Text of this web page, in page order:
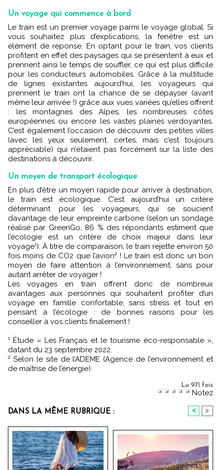
Un voyage qui commence à bord
Le train est un premier voyage parmi le voyage global. Si
vous souhaitez plus d’explications, la fenêtre est un
élément de réponse. En optant pour le train, vos clients
profitent en effet des paysages qui se présentent à eux et
prennent ainsi le temps de souffler, ce qui est plus difficile
pour les conducteurs automobiles. Grâce à la multitude
de lignes existantes aujourd’hui, les voyageurs qui
prennent le train ont la chance de se dépayser (avant
même leur arrivée !) grâce aux vues variées qu’elles offrent
: les montagnes des Alpes, les nombreuses côtes
européennes ou encore les vastes plaines verdoyantes.
C’est également l’occasion de découvrir des petites villes
(avec les yeux seulement, certes, mais c’est toujours
appréciable) qui n’étaient pas forcément sur la liste des
destinations à découvrir.
Un moyen de transport écologique
En plus d’être un moyen rapide pour arriver à destination,
le train est écologique. C’est aujourd’hui un critère
déterminant pour les voyageurs, qui se soucient
davantage de leur empreinte carbone (selon un sondage
réalisé par GreenGo, 86 % des répondants estiment que
l’écologie est un critère de choix majeur dans leur
voyage¹). À titre de comparaison, le train rejette environ 50
fois moins de CO2 que l’avion² ! Le train est donc un bon
moyen de faire attention à l’environnement, sans pour
autant arrêter de voyager !
Les voyages en train offrent donc de nombreux
avantages aux personnes qui souhaitent profiter d’un
voyage en famille confortable, sans stress et tout en
pensant à l’écologie : de bonnes raisons pour les
conseiller à vos clients finalement !
¹ Étude « Les Français et le tourisme éco-responsable »,
datant du 23 septembre 2022.
² Selon le site de l’ADEME (Agence de l’environnement et
de maîtrise de l’énergie).
Lu 971 fois
Notez
DANS LA MÊME RUBRIQUE : < >